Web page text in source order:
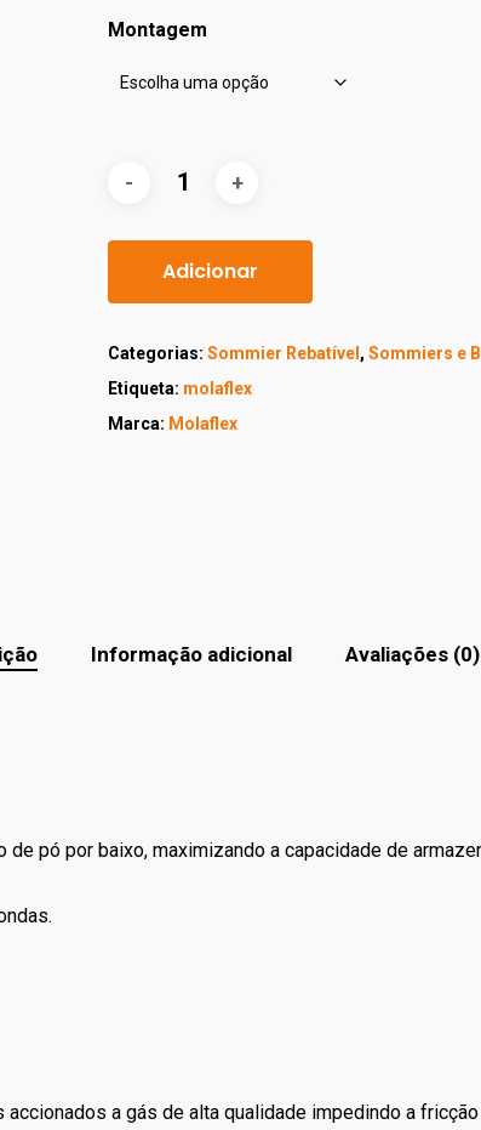
Montagem
Adicionar
Categorias:Sommier Rebatível ,Sommiers e
Etiqueta: molaflex
Marca: Molaflex
Informação adicional Avaliações (0)
pó por baixo, maximizando a capacidade de
a gás de alta qualidade impedindo a